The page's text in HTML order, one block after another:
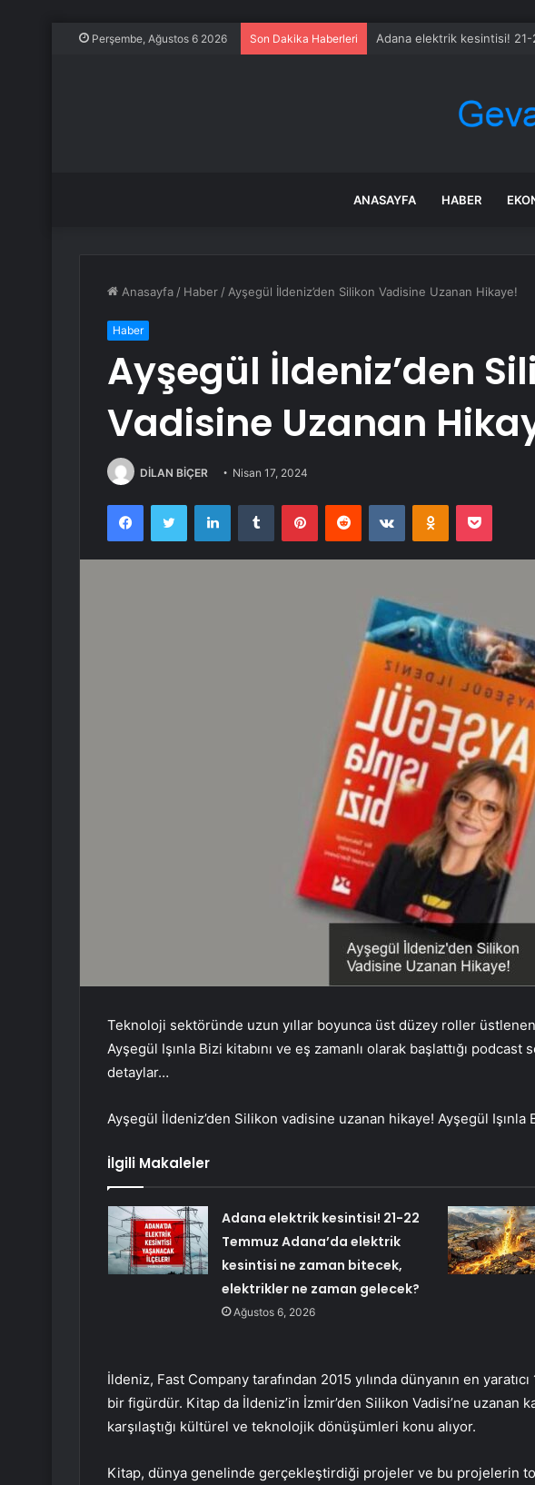
Perşembe, Ağustos 6 2026 Son Dakika Haberleri Adana elektrik kesintisi!
ANASAYFA HABER
Anasayfa / Haber / Ayşegül İldeniz’den Silikon Vadisine Uzanan Hikaye!
Haber
Ayşegül İldeniz’den
Vadisine Uzanan
DİLAN BİÇER Nisan 17, 2024
FacebookTwitter LinkedInTumblr PinterestReddit VKontakteOdnoklassniki
Pocket
Teknoloji sektöründe uzun yıllar boyunca üst düzey roller
Ayşegül Işınla Bizi kitabını ve eş zamanlı olarak başlattığı
detaylar…
Ayşegül İldeniz’den Silikon vadisine uzanan hikaye! Ayşegül Işınla
İlgili Makaleler
Adana elektrik kesintisi! 21-22
Temmuz Adana’da elektrik
kesintisi ne zaman bitecek,
elektrikler ne zaman gelecek?
Ağustos 6, 2026
İldeniz, Fast Company tarafından 2015 yılında dünyanın en
bir figürdür. Kitap da İldeniz’in İzmir’den Silikon Vadisi’ne uzanan
karşılaştığı kültürel ve teknolojik dönüşümleri konu alıyor.
Kitap, dünya genelinde gerçekleştirdiği projeler ve bu projelerin